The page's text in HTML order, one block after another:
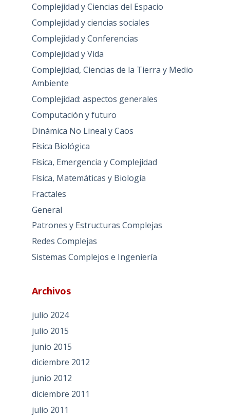
Complejidad y Ciencias del Espacio
Complejidad y ciencias sociales
Complejidad y Conferencias
Complejidad y Vida
Complejidad, Ciencias de la Tierra y Medio
Ambiente
Complejidad: aspectos generales
Computación y futuro
Dinámica No Lineal y Caos
Física Biológica
Física, Emergencia y Complejidad
Física, Matemáticas y Biología
Fractales
General
Patrones y Estructuras Complejas
Redes Complejas
Sistemas Complejos e Ingeniería
Archivos
julio 2024
julio 2015
junio 2015
diciembre 2012
junio 2012
diciembre 2011
julio 2011